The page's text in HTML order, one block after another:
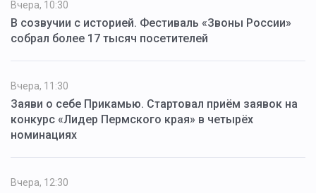
Вчера, 10:30
В созвучии с историей. Фестиваль «Звоны России»
собрал более 17 тысяч посетителей
Вчера, 11:30
Заяви о себе Прикамью. Стартовал приём заявок на
конкурс «Лидер Пермского края» в четырёх
номинациях
Вчера, 12:30